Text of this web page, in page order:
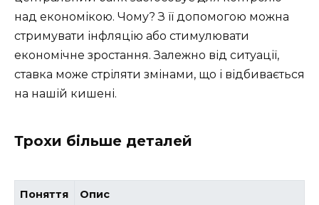
над економікою. Чому? З її допомогою можна
стримувати інфляцію або стимулювати
економічне зростання. Залежно від ситуації,
ставка може стріляти змінами, що і відбивається
на нашій кишені.
Трохи більше деталей
Поняття Опис